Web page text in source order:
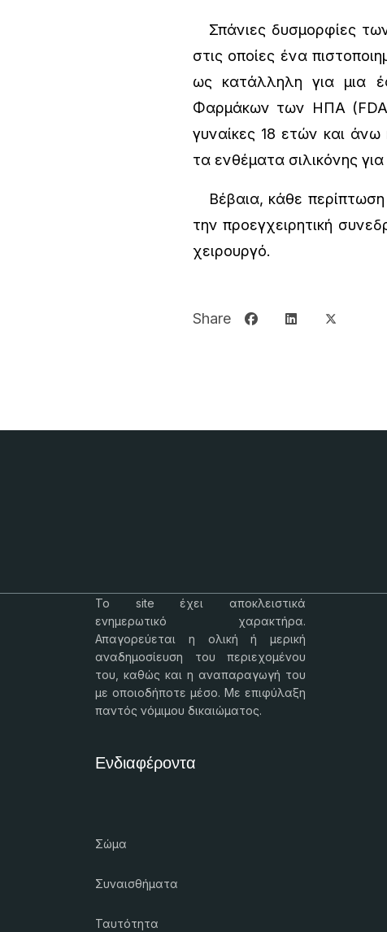
Σπάνιες δυσμορφίες
στις οποίες ένα
ως κατάλληλη για μια
Φαρμάκων των ΗΠΑ (FDA)
γυναίκες 18 ετών και
τα ενθέματα σιλικόνης
Βέβαια, κάθε περίπτωση
την προεγχειρητική
χειρουργό.
Share
Το site έχει αποκλειστικά
ενημερωτικό χαρακτήρα.
Απαγορεύεται η ολική ή μερική
αναδημοσίευση του περιεχομένου
του, καθώς και η αναπαραγωγή του
με οποιοδήποτε μέσο. Με επιφύλαξη
παντός νόμιμου δικαιώματος.
Ενδιαφέροντα
Σώμα
Συναισθήματα
Ταυτότητα